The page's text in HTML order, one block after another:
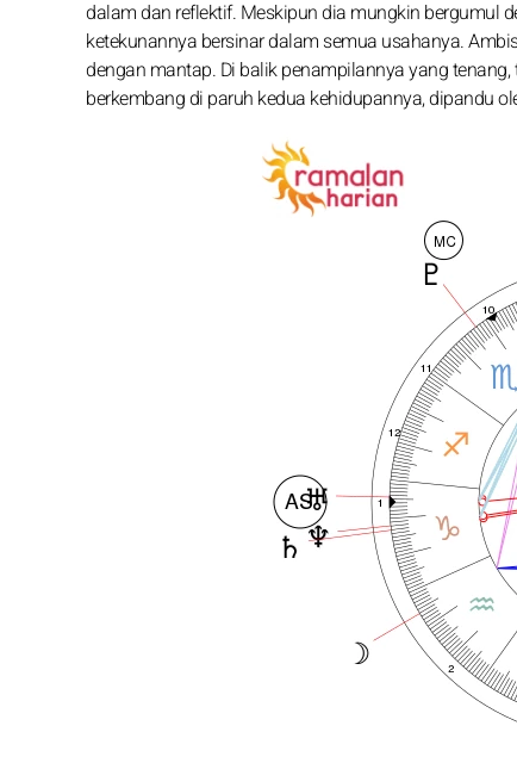
dalam dan reflektif. Meskipun dia mungkin bergumul
ketekunannya bersinar dalam semua usahanya.
dengan mantap. Di balik penampilannya yang
berkembang di paruh kedua kehidupannya, dipandu